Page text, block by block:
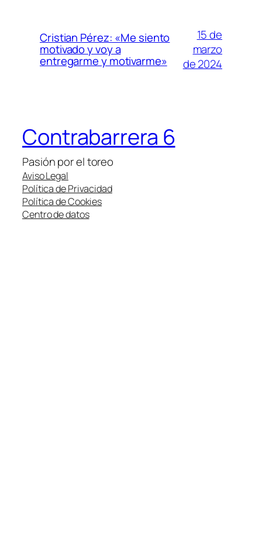
Cristian Pérez: «Me siento
motivado y voy a
entregarme y motivarme»
15 de
marzo
de 2024
Contrabarrera 6
Pasión por el toreo
Aviso Legal
Política de Privacidad
Política de Cookies
Centro de datos